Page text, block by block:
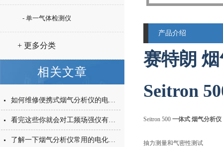
- 单一气体检测仪
+ 更多分类
相关文章
如何维修便携式烟气分析仪的电池及探头的部分？
看完这些你就会对工频场强仪有更多的了解
了解一下烟气分析仪常用的电化学传感器的原理
产品介绍
赛特朗
Seitron
Seitron 500 一体式 烟气分析仪
抽力测量和气密性测试